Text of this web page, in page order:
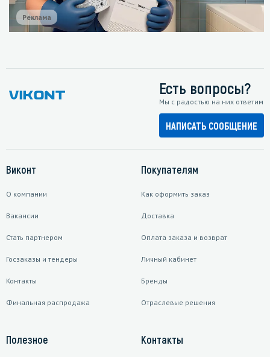
Реклама
Есть вопросы?
Мы с радостью на них ответим
НАПИСАТЬ СООБЩЕНИЕ
Виконт
О компании
Вакансии
Стать партнером
Госзаказы и тендеры
Контакты
Финальная распродажа
Покупателям
Как оформить заказ
Доставка
Оплата заказа и возврат
Личный кабинет
Бренды
Отраслевые решения
Полезное Контакты